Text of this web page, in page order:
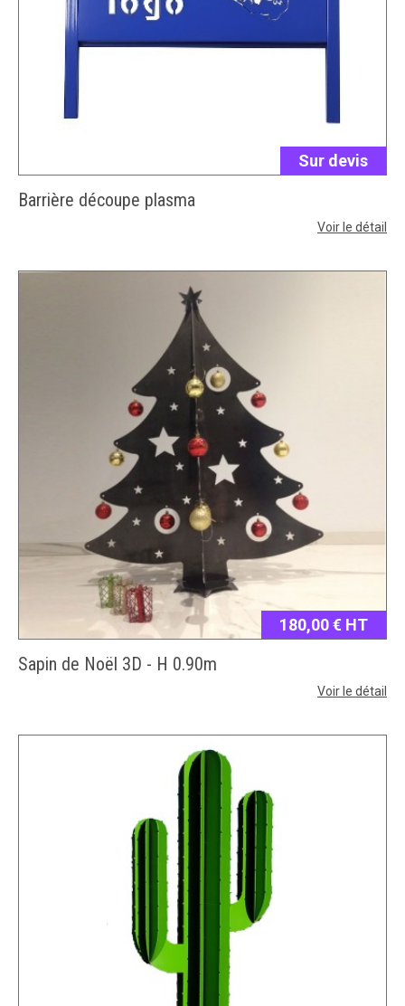
Sur devis
Barrière découpe plasma
Voir le détail
180,00 € HT
Sapin de Noël 3D - H 0.90m
Voir le détail